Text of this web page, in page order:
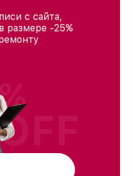
с сайта,
размере -25%